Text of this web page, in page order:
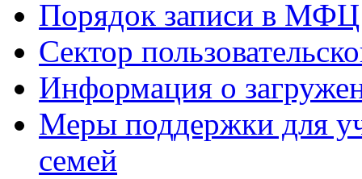
Порядок записи в МФЦ
Сектор
Информация о
Меры поддержки для
семей